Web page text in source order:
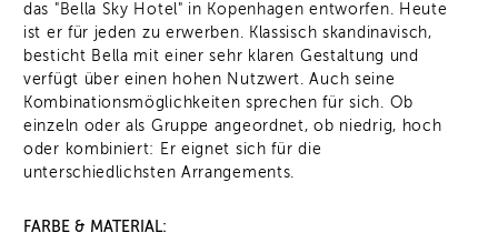
das "Bella Sky Hotel" in Kopenhagen entworfen. Heute
ist er für jeden zu erwerben. Klassisch skandinavisch,
besticht Bella mit einer sehr klaren Gestaltung und
verfügt über einen hohen Nutzwert. Auch seine
Kombinationsmöglichkeiten sprechen für sich. Ob
einzeln oder als Gruppe angeordnet, ob niedrig, hoch
oder kombiniert: Er eignet sich für die
unterschiedlichsten Arrangements.
FARBE & MATERIAL: